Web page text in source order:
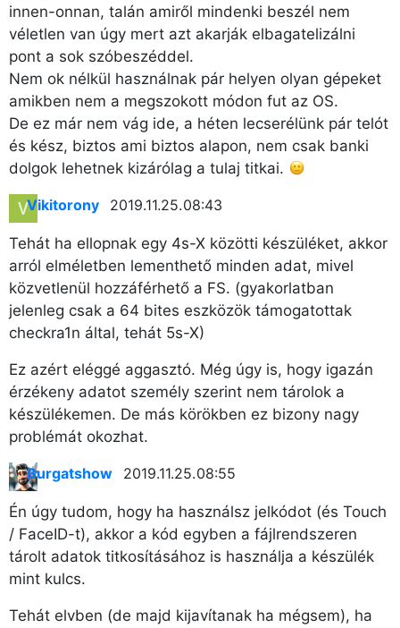
innen-onnan, talán amiről mindenki beszél nem
véletlen van úgy mert azt akarják elbagatelizálni
pont a sok szóbeszéddel.
Nem ok nélkül használnak pár helyen olyan gépeket
amikben nem a megszokott módon fut az OS.
De ez már nem vág ide, a héten lecserélünk pár telót
és kész, biztos ami biztos alapon, nem csak banki
dolgok lehetnek kizárólag a tulaj titkai.
Vikitorony 2019.11.25. 08:43
Tehát ha ellopnak egy 4s-X közötti készüléket, akkor
arról elméletben lementhető minden adat, mivel
közvetlenül hozzáférhető a FS. (gyakorlatban
jelenleg csak a 64 bites eszközök támogatottak
checkra1n által, tehát 5s-X)
Ez azért eléggé aggasztó. Még úgy is, hogy igazán
érzékeny adatot személy szerint nem tárolok a
készülékemen. De más körökben ez bizony nagy
problémát okozhat.
Burgatshow 2019.11.25. 08:55
Én úgy tudom, hogy ha használsz jelkódot (és Touch
/ FaceID-t), akkor a kód egyben a fájlrendszeren
tárolt adatok titkosításához is használja a készülék
mint kulcs.
Tehát elvben (de majd kijavítanak ha mégsem), ha